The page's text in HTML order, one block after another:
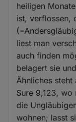
heiligen
ist, verflossen,
liest man
auch finden
belagert sie
Ähnliches
Sure 9,123,
die
wohnen; lasst